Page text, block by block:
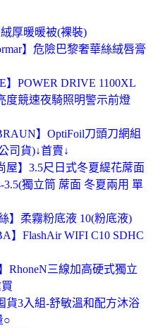
厚暖暖被(裸裝)
】危險巴黎奢華絲絨唇膏
POWER DRIVE 1100XL
度競速夜騎照明警示前燈
】OptiFoil刀頭刀網組
司貨)↓首賣↓
屋】3.5尺日式冬夏緹花蓆面
獨立筒 蓆面 冬夏兩用 單
】柔霧粉底液 10(粉底液)
】FlashAir WIFI C10 SDHC
RhoneN三線加高硬式獨立
貨3入組-舒敏溫和配方沐浴
○